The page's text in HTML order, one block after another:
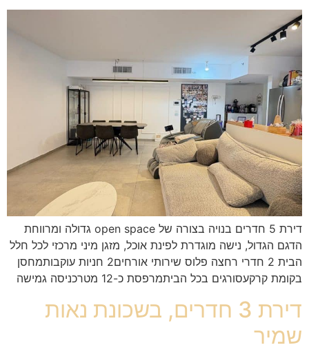
דירת 5 חדרים בנויה בצורה של open space גדולה ומרווחת
הדגם הגדול, נישה מוגדרת לפינת אוכל, מזגן מיני מרכזי לכל חלל
הבית 2 חדרי רחצה פלוס שירותי אורחים2 חניות עוקבותמחסן
בקומת קרקעסורגים בכל הביתמרפסת כ-12 מטרכניסה גמישה
דירת 3 חדרים, בשכונת נאות
שמיר